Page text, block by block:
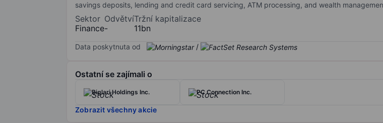
savings deposits, lending and credit card servicing, ATM processing, and wealth
Sektor
Finance
Odvětví
-
Tržní kapitalizace
11bn
Data poskytnuta od /
Ostatní se zajímali o
Biglari Holdings Inc. PC Connection Inc.
Zobrazit všechny akcie